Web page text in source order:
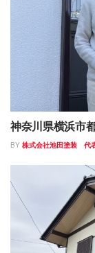
神奈川県横浜市
BY 株式会社池田塗装